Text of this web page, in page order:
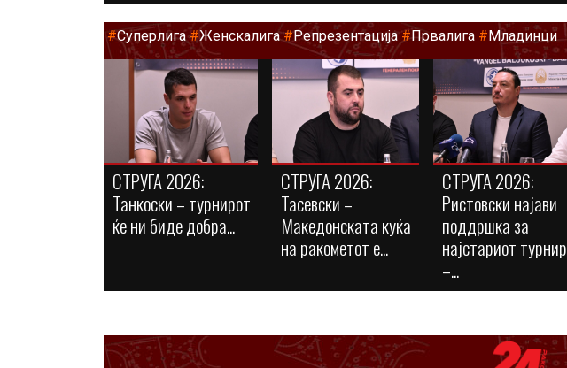
#Суперлига #Женскалига#Репрезентација #Првалига #Младинци
СТРУГА 2026:
Танкоски – турнирот
ќе ни биде добра...
СТРУГА 2026:
Тасевски –
Македонската куќа
на ракометот е...
СТРУГА 2026:
Ристовски најави
поддршка за
најстариот турнир
–...